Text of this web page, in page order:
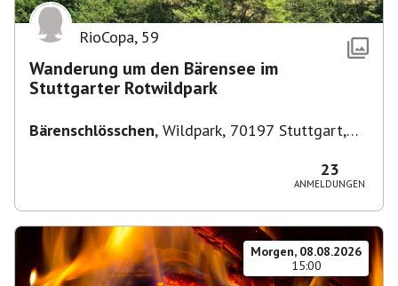
RioCopa, 59
Wanderung um den Bärensee im
Stuttgarter Rotwildpark
Bärenschlösschen, Wildpark, 70197 Stuttgart,
23
ANMELDUNGEN
Morgen, 08.08.2026
15:00